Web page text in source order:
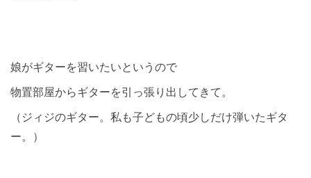
娘がギターを習いたいというので
物置部屋からギターを引っ張り出してきて。
（ジィジのギター。私も子どもの頃少しだけ弾いたギタ
ー。）